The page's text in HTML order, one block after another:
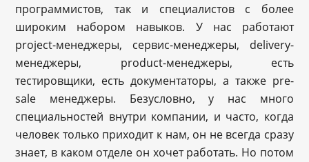
программистов, так и специалистов с более
широким набором навыков. У нас работают
project-менеджеры, сервис-менеджеры, delivery-
менеджеры, product-менеджеры, есть
тестировщики, есть документаторы, а также pre-
sale менеджеры. Безусловно, у нас много
специальностей внутри компании, и часто, когда
человек только приходит к нам, он не всегда сразу
знает, в каком отделе он хочет работать. Но потом